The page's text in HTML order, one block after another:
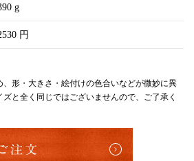
g
円
形・大きさ・絵付けの色合いなどが微妙に異
と全く同じではございませんので、ご了承く
注文